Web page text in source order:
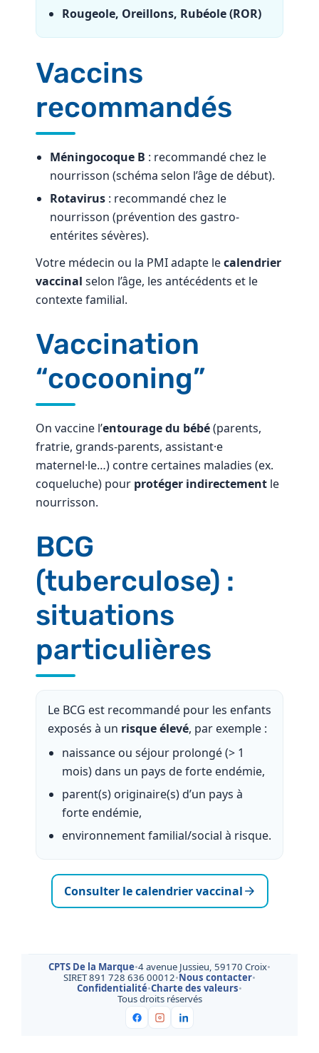
Rougeole, Oreillons, Rubéole (ROR)
Vaccins
recommandés
Méningocoque B : recommandé chez le
nourrisson (schéma selon l’âge de début).
Rotavirus : recommandé chez le
nourrisson (prévention des gastro-
entérites sévères).
Votre médecin ou la PMI adapte lecalendrier
vaccinal selon l’âge, les antécédents et le
contexte familial.
Vaccination
“cocooning”
On vaccine l’entourage du bébé(parents,
fratrie, grands-parents, assistant·e
maternel·le…) contre certaines maladies (ex.
coqueluche) pour protéger indirectement le
nourrisson.
BCG
(tuberculose) :
situations
particulières
Le BCG est recommandé pour les enfants
exposés à un risque élevé, par exemple :
naissance ou séjour prolongé (> 1
mois) dans un pays de forte endémie,
parent(s) originaire(s) d’un pays à
forte endémie,
environnement familial/social à risque.
Consulter le calendrier vaccinal
CPTS De la Marque•4 avenue Jussieu, 59170 Croix•
SIRET 891 728 636 00012•Nous contacter•
Confidentialité•Charte des valeurs•
Tous droits réservés